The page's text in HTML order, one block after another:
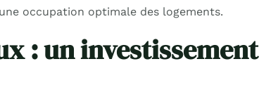
occupation optimale des logements.
: un investissement